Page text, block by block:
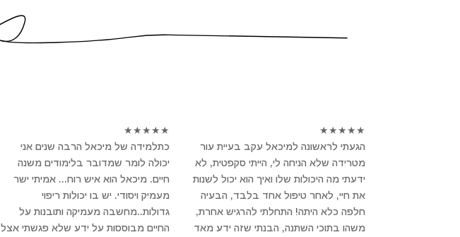
★
★
★
★
★
כתלמידה של מיכאל הרבה שנים אני
יכולה לומר שמדובר בלימודים משנה
חיים. מיכאל הוא איש רוח... אמיתי ישר
מעמיק ויסודי. יש בו יכולות ריפוי
גדולות..מחשבה מעמיקה ותובנות על
החיים מבוססות על ידע שלא פגשתי אצל
★
★
★
★
★
הגעתי לראשונה למיכאל עקב בעיית עור
מטרידה שלא הניחה לי, הייתי סקפטית, לא
ידעתי מה היכולות שלו ואיך הוא יכול לשנות
את חיי, לאחר טיפול אחד בלבד, הבעיה
חלפה כלא היתה! התחלתי להרגיש אחרת,
משהו בתוכי השתנה, הבנתי שזה ידע מאד